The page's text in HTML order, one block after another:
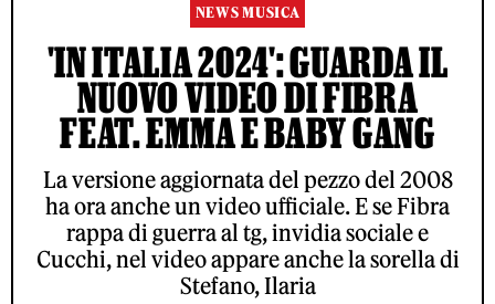
NEWS MUSICA
'IN ITALIA 2024': GUARDA IL
NUOVO VIDEO DI FIBRA
FEAT. EMMA E BABY GANG
La versione aggiornata del pezzo del 2008
ha ora anche un video ufficiale. E se Fibra
rappa di guerra al tg, invidia sociale e
Cucchi, nel video appare anche la sorella di
Stefano, Ilaria